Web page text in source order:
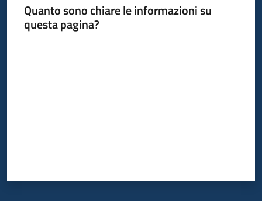
Newsletter
Quanto sono chiare le informazioni su
questa pagina?